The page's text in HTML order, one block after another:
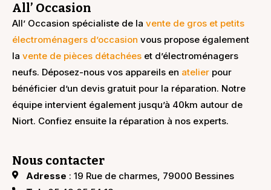
All’ Occasion
All’ Occasion spécialiste de la vente de gros et petits
électroménagers d’occasion vous propose également
la vente de pièces détachées et d’électroménagers
neufs. Déposez-nous vos appareils en atelier pour
bénéficier d’un devis gratuit pour la réparation. Notre
équipe intervient également jusqu’à 40km autour de
Niort. Confiez ensuite la réparation à nos experts.
Nous contacter
Adresse : 19 Rue de charmes, 79000 Bessines